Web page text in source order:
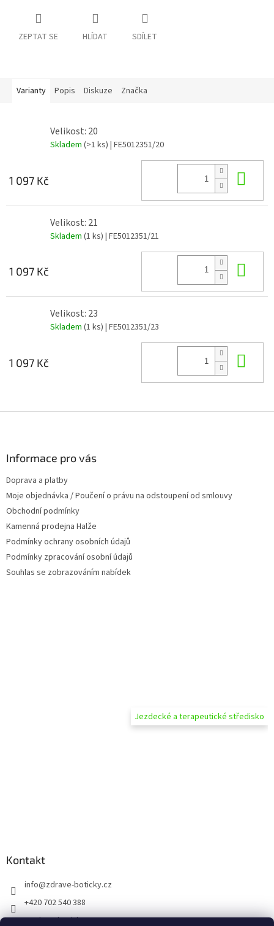
ZEPTAT SE HLÍDAT SDÍLET
Varianty Popis Diskuze Značka
Velikost: 20
Skladem (>1 ks) | FE5012351/20
1 097 Kč
Velikost: 21
Skladem (1 ks) | FE5012351/21
1 097 Kč
Velikost: 23
Skladem (1 ks) | FE5012351/23
1 097 Kč
Informace pro vás
Doprava a platby
Moje objednávka / Poučení o právu na odstoupení od smlouvy
Obchodní podmínky
Kamenná prodejna Halže
Podmínky ochrany osobních údajů
Podmínky zpracování osobní údajů
Souhlas se zobrazováním nabídek
Jezdecké a terapeutické středisko
Kontakt
info@zdrave-boticky.cz
+420 702 540 388
@zdraveboticky